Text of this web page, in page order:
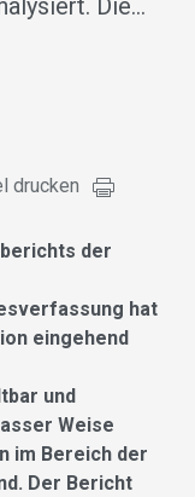
Die…
drucken
der
hat
eingehend
und
Weise
im Bereich der
Der Bericht